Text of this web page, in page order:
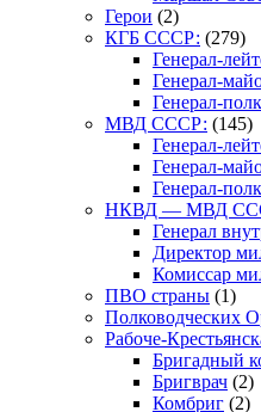
Герои (2)
КГБ СССР: (279)
Генерал-
Генерал-
Генерал-
МВД СССР: (145)
Генерал-
Генерал-
Генерал-
НКВД — МВД
Генерал
Директор
Комиссар
ПВО страны (1)
Полководческих
Рабоче-
Бригадный
Бригврач (2)
Комбриг (2)